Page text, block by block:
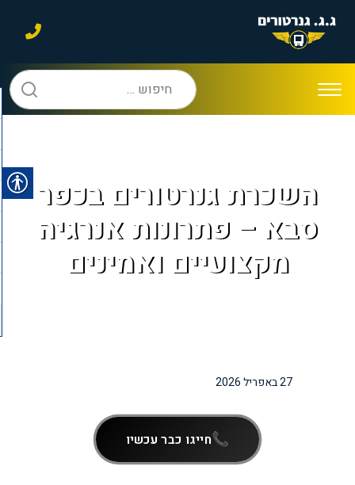
חיפוש:
השכרת גנרטורים בכפר
סבא – פתרונות אנרגיה
מקצועיים ואמינים
27 באפריל 2026
חייגו כבר עכשיו